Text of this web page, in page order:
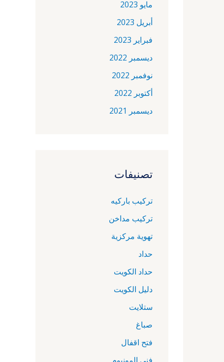
مايو 2023
أبريل 2023
فبراير 2023
ديسمبر 2022
نوفمبر 2022
أكتوبر 2022
ديسمبر 2021
تصنيفات
تركيب باركيه
تركيب مداخن
تهوية مركزية
حداد
حداد الكويت
دليل الكويت
ستلايت
صباغ
فتح اقفال